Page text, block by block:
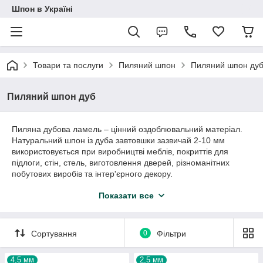
Шпон в Україні
Товари та послуги Пиляний шпон Пиляний шпон дуб
Пиляний шпон дуб
Пиляна дубова ламель – цінний оздоблювальний матеріал.
Натуральний шпон із дуба завтовшки зазвичай 2-10 мм
використовується при виробництві меблів, покриттів для
підлоги, стін, стель, виготовлення дверей, різноманітних
побутових виробів та інтер'єрного декору.
естетична. Пиломатеріал легко розпилюється, склеюється,
практичних сучасних і статусних традиційних інтер'єрів.
Пиляна ламель (шпон) дуба: розміри,
Показати все
Сортування 0 Фільтри
4,5 мм 2,5 мм